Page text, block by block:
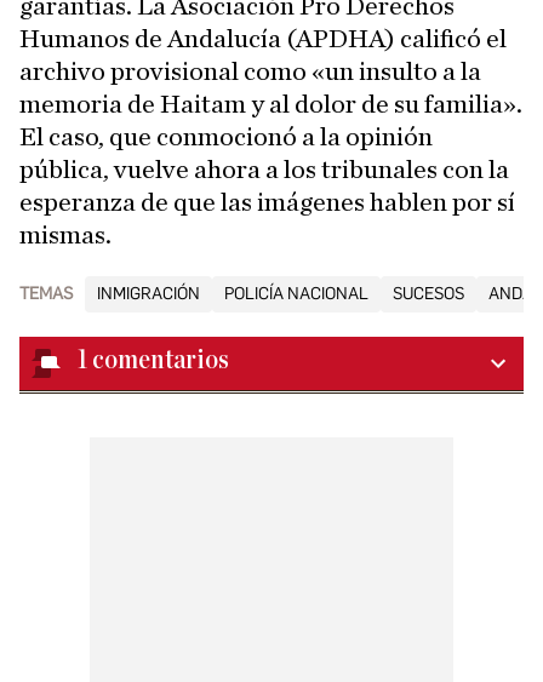
garantías. La Asociación Pro Derechos
Humanos de Andalucía (APDHA) calificó el
archivo provisional como «un insulto a la
memoria de Haitam y al dolor de su familia».
El caso, que conmocionó a la opinión
pública, vuelve ahora a los tribunales con la
esperanza de que las imágenes hablen por sí
mismas.
TEMAS INMIGRACIÓN POLICÍA NACIONAL SUCESOS
1 comentarios